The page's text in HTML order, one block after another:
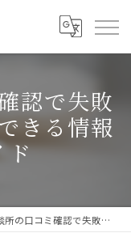
認で失敗
きる情報
ド
認で失敗しない選び方と信頼できる情報の見極めガイド